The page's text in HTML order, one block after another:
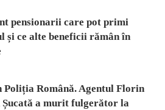
pensionarii care pot primi
și ce alte beneficii rămân în
Poliția Română. Agentul Florin
a murit fulgerător la